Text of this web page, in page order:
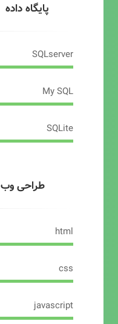
پایگاه داده
SQLserver
My SQL
SQLite
طراحی وب
html
css
javascript